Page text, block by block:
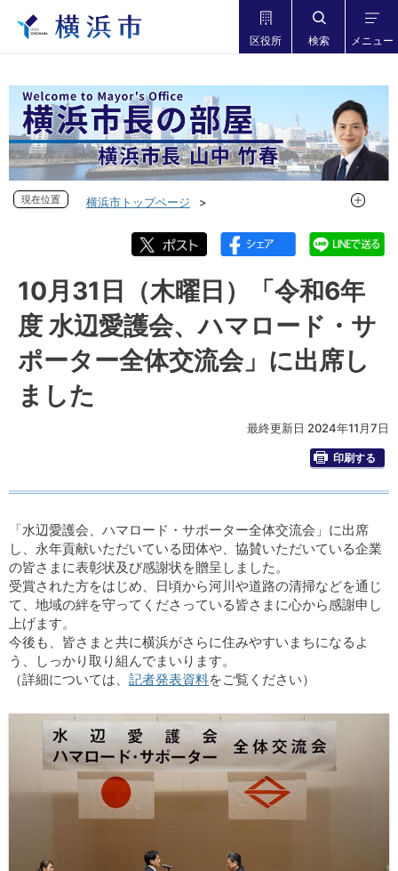
区役所 検索 メニュー
現在位置
横浜市トップページ
フォトダイアリー 2024年度
フォトダイアリー 2024年10月
10月31日（木曜日）「令和6年度 水辺愛護会、ハマロード・
サポーター全体交流会」に出席しました
現在位
10月31日（木曜日）「令和6年
度 水辺愛護会、ハマロード・サ
ポーター全体交流会」に出席し
ました
最終更新日 2024年11月7日
印刷する
「水辺愛護会、ハマロード・サポーター全体交流会」に出席
し、永年貢献いただいている団体や、協賛いただいている企業
の皆さまに表彰状及び感謝状を贈呈しました。
受賞された方をはじめ、日頃から河川や道路の清掃などを通じ
て、地域の絆を守ってくださっている皆さまに心から感謝申し
上げます。
今後も、皆さまと共に横浜がさらに住みやすいまちになるよ
う、しっかり取り組んでまいります。
（詳細については、 記者発表資料をご覧ください）